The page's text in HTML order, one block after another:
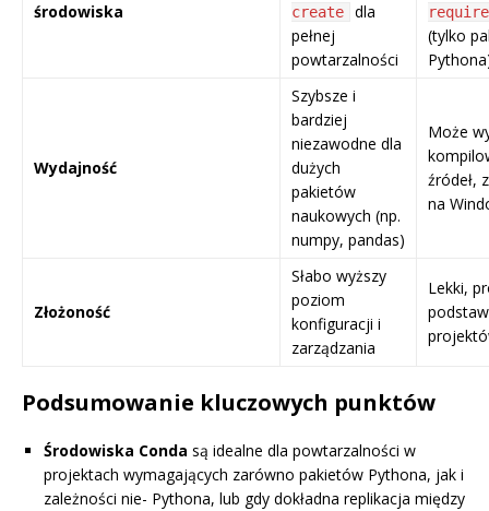
środowiska
create
dla
pełnej
powtarzalności
(tylko
Wydajność
Szybsze i
bardziej
niezawodne dla
dużych
pakietów
naukowych (np.
numpy, pandas)
Może
źródeł,
na
Złożoność
Słabo wyższy
poziom
konfiguracji i
zarządzania
Lekki,
Podsumowanie kluczowych punktów
Środowiska Conda są idealne dla powtarzalności w
projektach wymagających zarówno pakietów Pythona, jak i
zależności nie- Pythona, lub gdy dokładna replikacja między